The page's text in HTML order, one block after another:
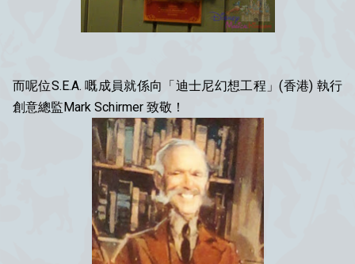
而呢位S.E.A. 嘅成員就係向「迪士尼幻想工程」(香港) 執行
創意總監Mark Schirmer 致敬！